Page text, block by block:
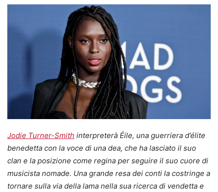
Jodie Turner-Smith interpreterà Éile, una guerriera d’élite
benedetta con la voce di una dea, che ha lasciato il suo
clan e la posizione come regina per seguire il suo cuore di
musicista nomade. Una grande resa dei conti la costringe a
tornare sulla via della lama nella sua ricerca di vendetta e